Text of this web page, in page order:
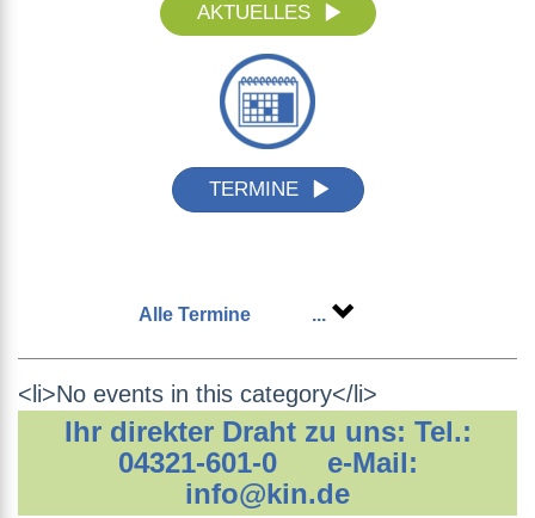
AKTUELLES
TERMINE
Alle Termine ...
<li>No events in this category</li>
Ihr direkter Draht zu uns: Tel.:
04321-601-0 e-Mail:
info@kin.de